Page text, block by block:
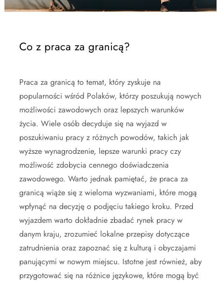
Co z praca za granicą?
Praca za granicą to temat, który zyskuje na
popularności wśród Polaków, którzy poszukują nowych
możliwości zawodowych oraz lepszych warunków
życia. Wiele osób decyduje się na wyjazd w
poszukiwaniu pracy z różnych powodów, takich jak
wyższe wynagrodzenie, lepsze warunki pracy czy
możliwość zdobycia cennego doświadczenia
zawodowego. Warto jednak pamiętać, że praca za
granicą wiąże się z wieloma wyzwaniami, które mogą
wpłynąć na decyzję o podjęciu takiego kroku. Przed
wyjazdem warto dokładnie zbadać rynek pracy w
danym kraju, zrozumieć lokalne przepisy dotyczące
zatrudnienia oraz zapoznać się z kulturą i obyczajami
panującymi w nowym miejscu. Istotne jest również, aby
przygotować się na różnice językowe, które mogą być